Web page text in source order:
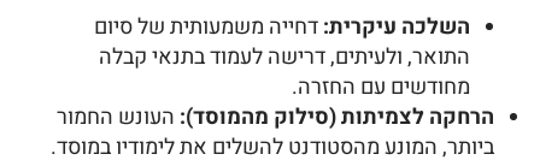
השלכה עיקרית:דחייה משמעותית של סיום
התואר, ולעיתים, דרישה לעמוד בתנאי קבלה
מחודשים עם החזרה.
הרחקה לצמיתות (סילוק מהמוסד): העונש החמור
ביותר, המונע מהסטודנט להשלים את לימודיו במוסד.